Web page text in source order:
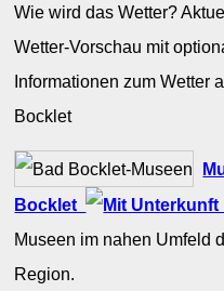
Wie wird das Wetter?
Wetter-Vorschau mit
Informationen zum Wetter
Bocklet
Bocklet
Museen im nahen Umfeld
Region.